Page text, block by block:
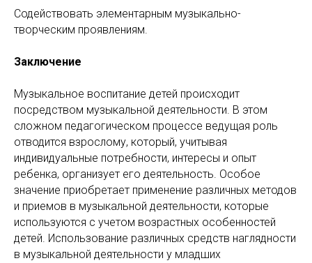
Содействовать элементарным музыкально-
творческим проявлениям.
Заключение
Музыкальное воспитание детей происходит
посредством музыкальной деятельности. В этом
сложном педагогическом процессе ведущая роль
отводится взрослому, который, учитывая
индивидуальные потребности, интересы и опыт
ребенка, организует его деятельность. Особое
значение приобретает применение различных методов
и приемов в музыкальной деятельности, которые
используются с учетом возрастных особенностей
детей. Использование различных средств наглядности
в музыкальной деятельности у младших